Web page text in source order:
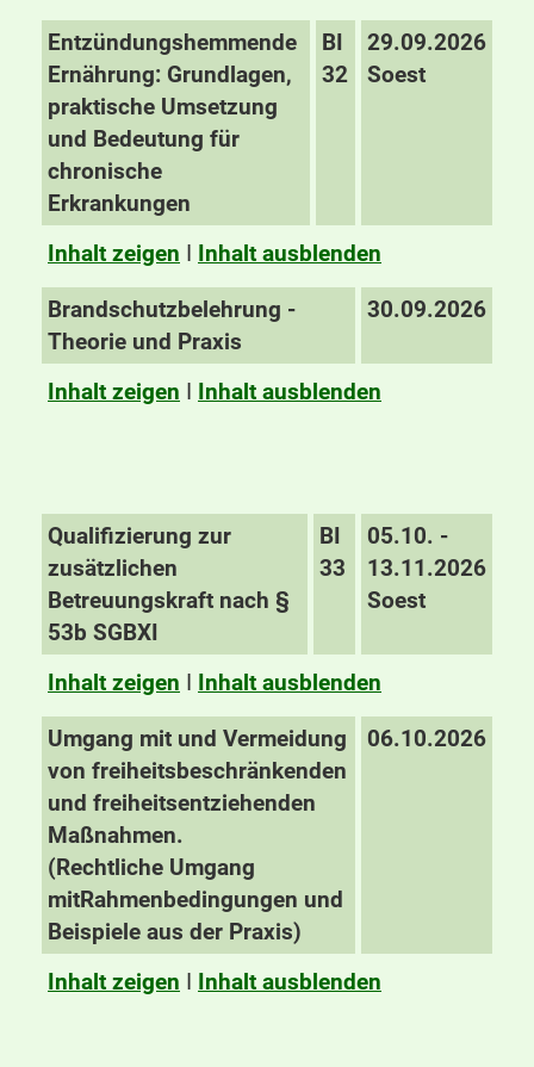
Entzündungshemmende
Ernährung: Grundlagen,
praktische Umsetzung
und Bedeutung für
chronische
Erkrankungen
BI
32
29.09.2026
Soest
Inhalt zeigen I Inhalt ausblenden
Brandschutzbelehrung -
Theorie und Praxis
30.09.2026
Inhalt zeigen I Inhalt ausblenden
Qualifizierung zur
zusätzlichen
Betreuungskraft nach §
53b SGBXI
BI
33
05.10. -
13.11.2026
Soest
Inhalt zeigen I Inhalt ausblenden
Umgang mit und Vermeidung
von freiheitsbeschränkenden
und freiheitsentziehenden
Maßnahmen.
(Rechtliche Umgang
mitRahmenbedingungen und
Beispiele aus der Praxis)
06.10.2026
Inhalt zeigen I Inhalt ausblenden